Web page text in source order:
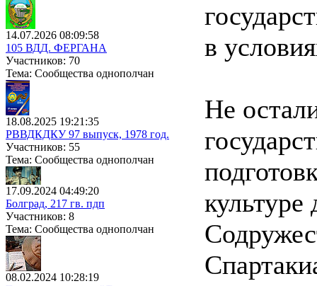
14.07.2026 08:09:58
105 ВДД. ФЕРГАНА
Участников: 70
Тема: Сообщества однополчан
18.08.2025 19:21:35
РВВДКДКУ 97 выпуск, 1978 год.
Участников: 55
Тема: Сообщества однополчан
17.09.2024 04:49:20
Болград, 217 гв. пдп
Участников: 8
Тема: Сообщества однополчан
08.02.2024 10:28:19
в
Не